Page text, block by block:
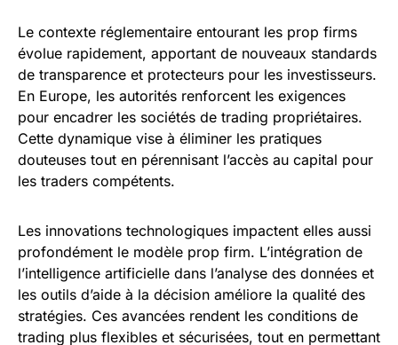
Le contexte réglementaire entourant les prop firms
évolue rapidement, apportant de nouveaux standards
de transparence et protecteurs pour les investisseurs.
En Europe, les autorités renforcent les exigences
pour encadrer les sociétés de trading propriétaires.
Cette dynamique vise à éliminer les pratiques
douteuses tout en pérennisant l’accès au capital pour
les traders compétents.
Les innovations technologiques impactent elles aussi
profondément le modèle prop firm. L’intégration de
l’intelligence artificielle dans l’analyse des données et
les outils d’aide à la décision améliore la qualité des
stratégies. Ces avancées rendent les conditions de
trading plus flexibles et sécurisées, tout en permettant